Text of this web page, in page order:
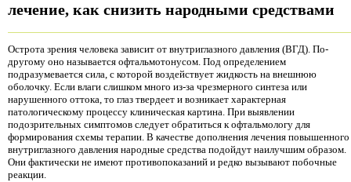
лечение, как снизить народными средствами
Острота зрения человека зависит от внутриглазного давления (ВГД). По-
другому оно называется офтальмотонусом. Под определением
подразумевается сила, с которой воздействует жидкость на внешнюю
оболочку. Если влаги слишком много из-за чрезмерного синтеза или
нарушенного оттока, то глаз твердеет и возникает характерная
патологическому процессу клиническая картина. При выявлении
подозрительных симптомов следует обратиться к офтальмологу для
формирования схемы терапии. В качестве дополнения лечения повышенного
внутриглазного давления народные средства подойдут наилучшим образом.
Они фактически не имеют противопоказаний и редко вызывают побочные
реакции.